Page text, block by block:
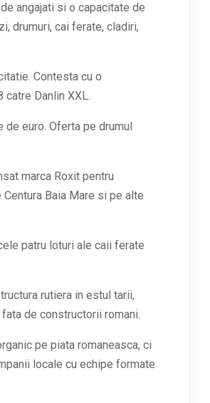
angajati si o capacitate de
drumuri, cai ferate, cladiri,
Contesta cu o
Danlin XXL.
euro. Oferta pe drumul
marca Roxit pentru
Baia Mare si pe alte
patru loturi ale caii ferate
rutiera in estul tarii,
de constructorii romani.
pe piata romaneasca, ci
locale cu echipe formate